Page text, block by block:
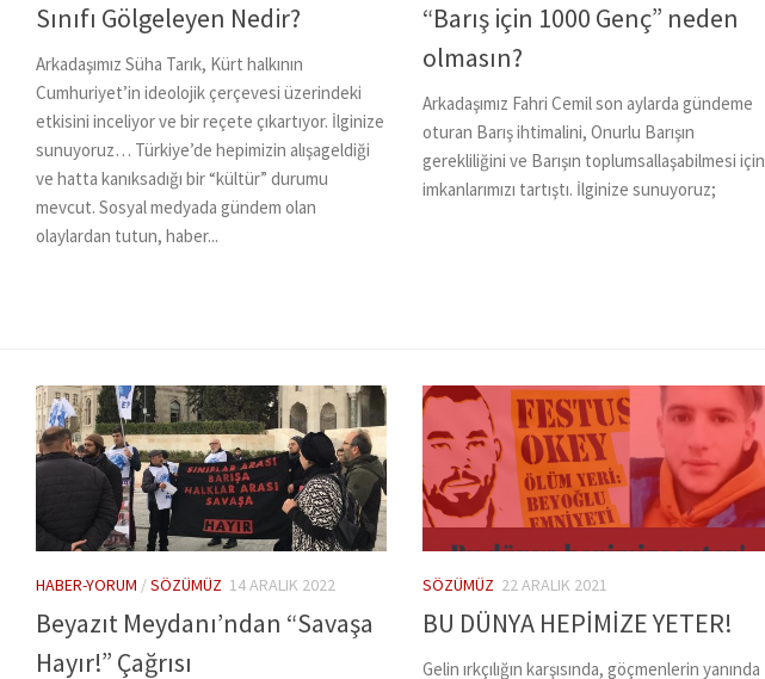
Sınıfı Gölgeleyen Nedir?
Arkadaşımız Süha Tarık, Kürt halkının
Cumhuriyet’in ideolojik çerçevesi üzerindeki
etkisini inceliyor ve bir reçete çıkartıyor. İlginize
sunuyoruz… Türkiye’de hepimizin alışageldiği
ve hatta kanıksadığı bir “kültür” durumu
mevcut. Sosyal medyada gündem olan
olaylardan tutun, haber...
“Barış için 1000 Genç” neden
olmasın?
Arkadaşımız Fahri Cemil son aylarda gündeme
oturan Barış ihtimalini, Onurlu Barışın
gerekliliğini ve Barışın toplumsallaşabilmesi için
imkanlarımızı tartıştı. İlginize sunuyoruz;
HABER-YORUM /SÖZÜMÜZ 14 ARALIK 2022
Beyazıt Meydanı’ndan “Savaşa
Hayır!” Çağrısı
SÖZÜMÜZ 22 ARALIK 2021
BU DÜNYA HEPİMİZE YETER!
Gelin ırkçılığın karşısında, göçmenlerin yanında